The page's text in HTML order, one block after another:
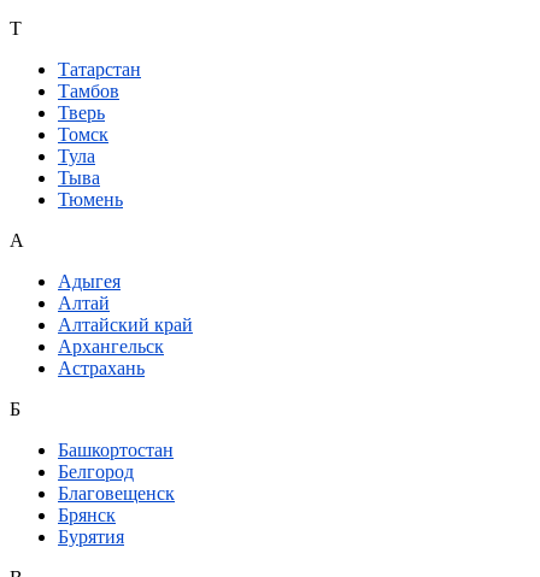
Т
Татарстан
Тамбов
Тверь
Томск
Тула
Тыва
Тюмень
А
Адыгея
Алтай
Алтайский край
Архангельск
Астрахань
Б
Башкортостан
Белгород
Благовещенск
Брянск
Бурятия